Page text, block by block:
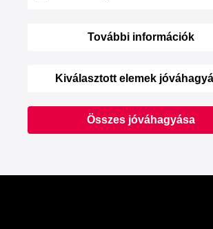
További információk
Kiválasztott elemek
Összes jóváhagyása